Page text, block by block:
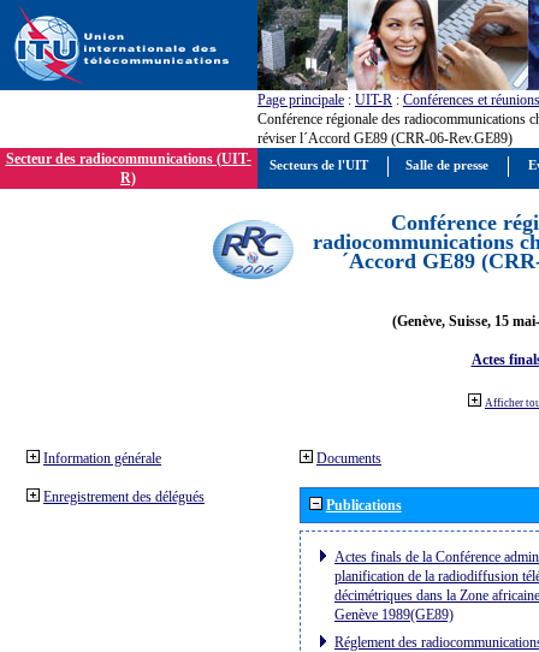
Page principale : UIT-R : Conférences et réunions
Conférence régionale des radiocommunications
réviser l´Accord GE89 (CRR-06-Rev.GE89)
Secteur des radiocommunications (UIT-
R)
Conférence
radiocommunications
´Accord GE89
(Genève, Suisse, 15
Actes
Afficher
Information générale
Enregistrement des délégués
Documents
Publications
Actes finals de la Conférence
planification de la radiodiffusion
décimétriques dans la Zone
Genève 1989(GE89)
Réglement des
Secteurs de l'UIT Salle de presse